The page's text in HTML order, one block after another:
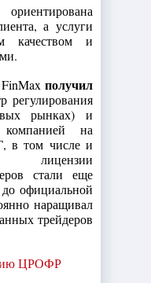
а услуги
качеством и
получил
регулирования
рынках) и
компанией на
в том числе и
лицензии
стали еще
официальной
наращивал
трейдеров